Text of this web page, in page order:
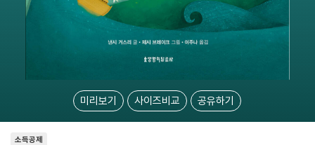
미리보기 사이즈비교 공유하기
소득공제